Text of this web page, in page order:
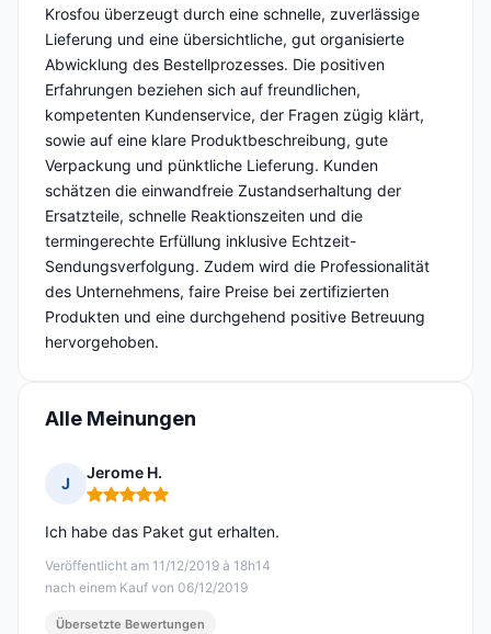
Krosfou überzeugt durch eine schnelle, zuverlässige
Lieferung und eine übersichtliche, gut organisierte
Abwicklung des Bestellprozesses. Die positiven
Erfahrungen beziehen sich auf freundlichen,
kompetenten Kundenservice, der Fragen zügig klärt,
sowie auf eine klare Produktbeschreibung, gute
Verpackung und pünktliche Lieferung. Kunden
schätzen die einwandfreie Zustandserhaltung der
Ersatzteile, schnelle Reaktionszeiten und die
termingerechte Erfüllung inklusive Echtzeit-
Sendungsverfolgung. Zudem wird die Professionalität
des Unternehmens, faire Preise bei zertifizierten
Produkten und eine durchgehend positive Betreuung
hervorgehoben.
Alle Meinungen
J
Jerome H.
Hinweis: 5 von 5
Veröffentlicht am 11/12/2019 à 18h14
nach einem Kauf von 06/12/2019
Ich habe das Paket gut erhalten.
Übersetzte Bewertungen